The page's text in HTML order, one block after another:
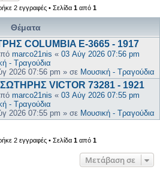
2 εγγραφές • Σελίδα 1 από 1
Θέματα
COLUMBIA E-3665 - 1917
marco21nis « 03 Αύγ 2026 07:56 pm
- Τραγούδια
2026 07:56 pm » σε Μουσική - Τραγούδια
VICTOR 73281 - 1921
marco21nis « 03 Αύγ 2026 07:55 pm
- Τραγούδια
2026 07:55 pm » σε Μουσική - Τραγούδια
2 εγγραφές • Σελίδα 1 από 1
Μετάβαση σε